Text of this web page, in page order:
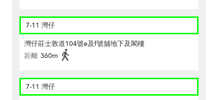
7-11 灣仔
灣仔莊士敦道104號e及f號舖地下及閣樓
距離 360m
7-11 灣仔